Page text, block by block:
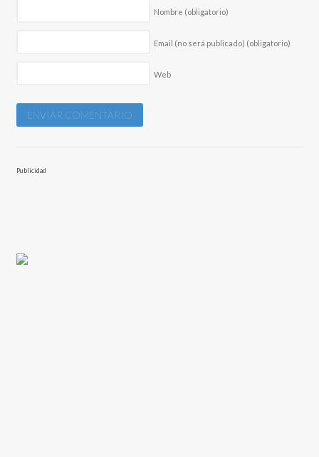
Nombre (obligatorio)
Email (no será publicado) (obligatorio)
Web
Publicidad